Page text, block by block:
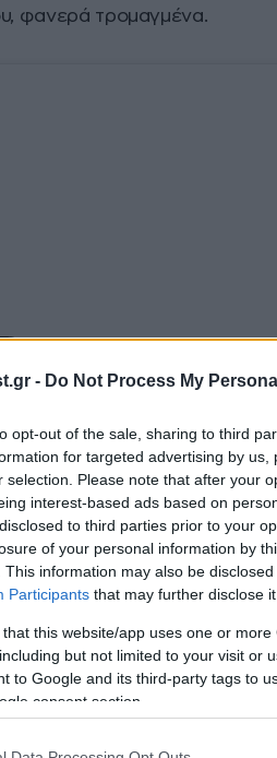
- Do Not Process My
opt-out of the sale, sharing to third
for targeted advertising by
selection. Please note that after your
interest-based ads based on
to third parties prior to your
of your personal information by
This information may also be
Participants that may further disclose
that this website/app uses one or
but not limited to your visit or
to Google and its third-party tags to
consent section.
φανερά τρομαγμένα.